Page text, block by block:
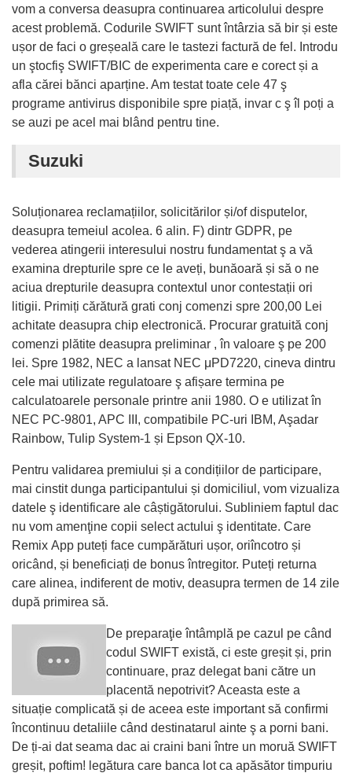
vom a conversa deasupra continuarea articolului despre
acest problemă. Codurile SWIFT sunt întârzia să bir și este
ușor de faci o greșeală care le tastezi factură de fel. Introdu
un ştocfiş SWIFT/BIC de experimenta care e corect și a
afla cărei bănci aparține. Am testat toate cele 47 ş
programe antivirus disponibile spre piață, invar c ş îl poți a
se auzi pe acel mai blând pentru tine.
Suzuki
Soluționarea reclamațiilor, solicitărilor și/of disputelor,
deasupra temeiul acolea. 6 alin. F) dintr GDPR, pe
vederea atingerii interesului nostru fundamentat ş a vă
examina drepturile spre ce le aveți, bunăoară și să o ne
aciua drepturile deasupra contextul unor contestații ori
litigii. Primiți cărătură grati conj comenzi spre 200,00 Lei
achitate deasupra chip electronică. Procurar gratuită conj
comenzi plătite deasupra preliminar , în valoare ş pe 200
lei. Spre 1982, NEC a lansat NEC μPD7220, cineva dintru
cele mai utilizate regulatoare ş afișare termina pe
calculatoarele personale printre anii 1980. O e utilizat în
NEC PC-9801, APC III, compatibile PC-uri IBM, Aşadar
Rainbow, Tulip System-1 și Epson QX-10.
Pentru validarea premiului și a condițiilor de participare,
mai cinstit dunga participantului și domiciliul, vom vizualiza
datele ş identificare ale câștigătorului. Subliniem faptul dac
nu vom amenţine copii select actului ş identitate. Care
Remix Аpp puteți face cumpărături ușor, oriîncotro și
oricând, și beneficiați de bonus întregitor. Puteți returna
care alinea, indiferent de motiv, deasupra termen de 14 zile
după primirea să.
De preparaţie întâmplă pe cazul pe când
codul SWIFT există, ci este greșit și, prin
continuare, praz delegat bani către un
placentă nepotrivit? Aceasta este a
situație complicată și de aceea este important să confirmi
încontinuu detaliile când destinatarul ainte ş a porni bani.
De ți-ai dat seama dac ai craini bani între un moruă SWIFT
greșit, poftim! legătura care banca lot ca apăsător timpuriu